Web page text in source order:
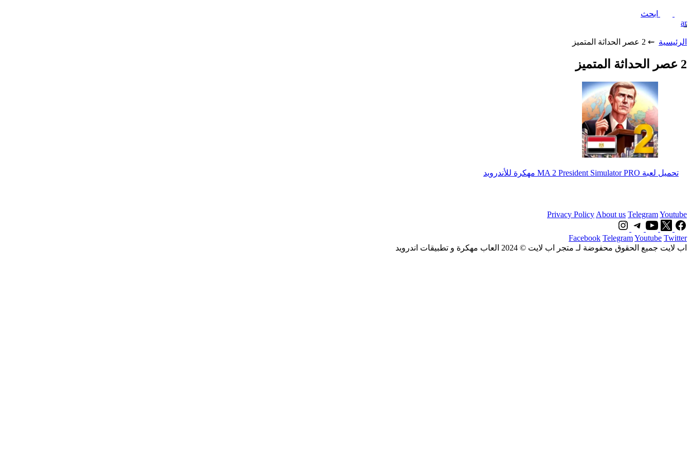
ابحث
ar
الرئيسية ⇜ 2 عصر الحداثة المتميز
2 عصر الحداثة المتميز
تحميل لعبة MA 2 President Simulator PRO مهكرة للأندرويد
Privacy Policy About us TelegramYoutube
Facebook TelegramYoutube Twitter
اب لايت جميع الحقوق محفوضة لـ متجر اب لايت © 2024 العاب مهكرة و تطبيقات اندرويد